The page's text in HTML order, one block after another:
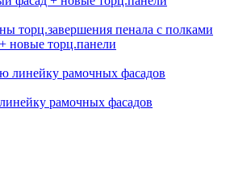
торц.завершения пенала с полками
новые торц.панели
рамочных фасадов